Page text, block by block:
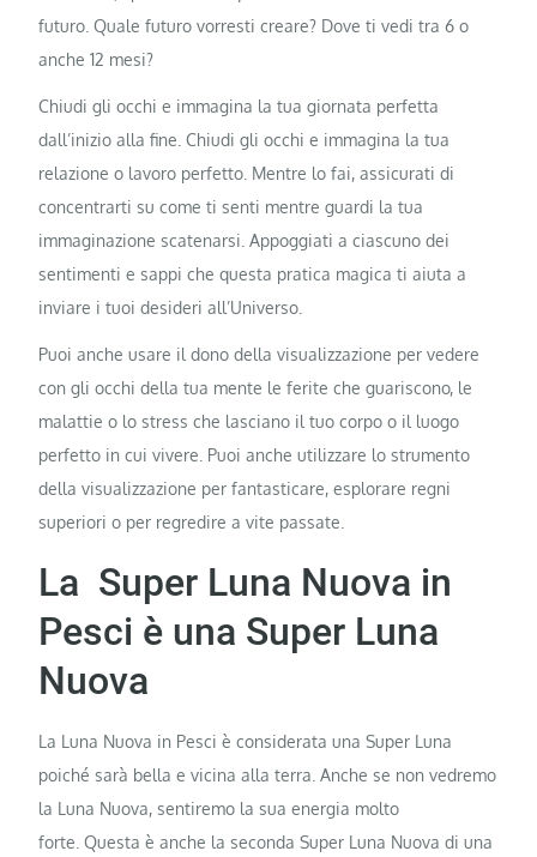
futuro. Quale futuro vorresti creare? Dove ti vedi tra 6 o
anche 12 mesi?
Chiudi gli occhi e immagina la tua giornata perfetta
dall’inizio alla fine. Chiudi gli occhi e immagina la tua
relazione o lavoro perfetto. Mentre lo fai, assicurati di
concentrarti su come ti senti mentre guardi la tua
immaginazione scatenarsi. Appoggiati a ciascuno dei
sentimenti e sappi che questa pratica magica ti aiuta a
inviare i tuoi desideri all’Universo.
Puoi anche usare il dono della visualizzazione per vedere
con gli occhi della tua mente le ferite che guariscono, le
malattie o lo stress che lasciano il tuo corpo o il luogo
perfetto in cui vivere. Puoi anche utilizzare lo strumento
della visualizzazione per fantasticare, esplorare regni
superiori o per regredire a vite passate.
La Super Luna Nuova in
Pesci è una Super Luna
Nuova
La Luna Nuova in Pesci è considerata una Super Luna
poiché sarà bella e vicina alla terra. Anche se non vedremo
la Luna Nuova, sentiremo la sua energia molto
forte. Questa è anche la seconda Super Luna Nuova di una